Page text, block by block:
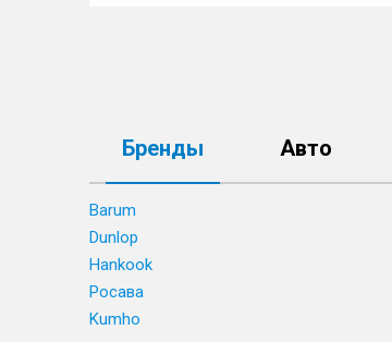
Бренды Авто
Barum
Dunlop
Hankook
Росава
Kumho